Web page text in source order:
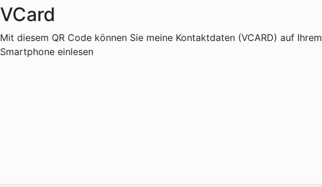
VCard
Mit diesem QR Code können Sie meine Kontaktdaten (VCARD) auf Ihrem
Smartphone einlesen